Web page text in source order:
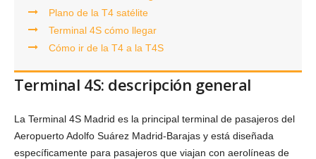
Plano de la T4 satélite
Terminal 4S cómo llegar
Cómo ir de la T4 a la T4S
Terminal 4S: descripción general
La Terminal 4S Madrid es la principal terminal de pasajeros del
Aeropuerto Adolfo Suárez Madrid-Barajas y está diseñada
específicamente para pasajeros que viajan con aerolíneas de